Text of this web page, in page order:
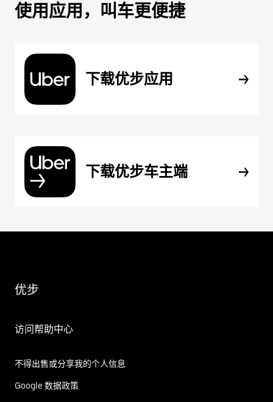
使用应用，叫车更便捷
下载优步应用
下载优步车主端
优步
访问帮助中心
不得出售或分享我的个人信息
Google 数据政策